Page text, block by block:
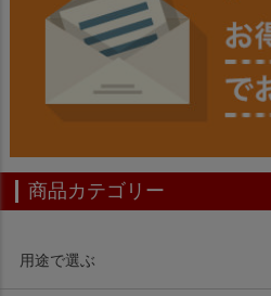
商品カテゴリー
用途で選ぶ